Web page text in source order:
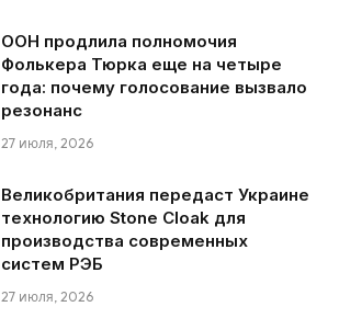
ООН продлила полномочия
Фолькера Тюрка еще на четыре
года: почему голосование вызвало
резонанс
27 июля, 2026
Великобритания передаст Украине
технологию Stone Cloak для
производства современных
систем РЭБ
27 июля, 2026